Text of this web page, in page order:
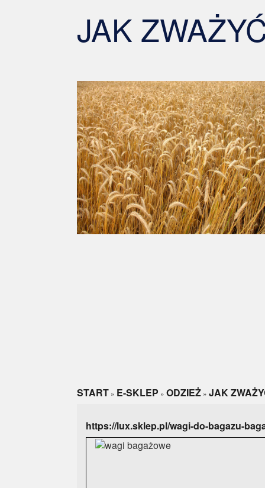
JAK
START » E-SKLEP » ODZIEŻ » JAK
https://lux.sklep.pl/wagi-do-bagazu-